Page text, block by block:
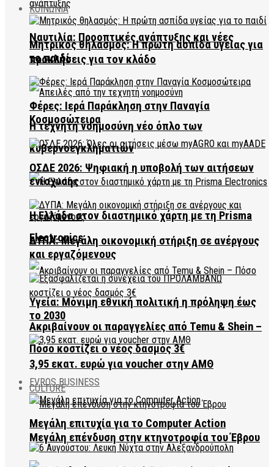
Ναυτιλία: Προοπτικές ανάπτυξης και νέες
προκλήσεις για τον κλάδο
Η τεχνητή νοημοσύνη νέο όπλο των
κυβερνοεγκληματιών
Η Ελλάδα στον διαστημικό χάρτη με τη Prisma
Electronics
Ακριβαίνουν οι παραγγελίες από Temu & Shein –
Πόσο κοστίζει ο νέος δασμός 3€
EVROS BUSINESS
Μεγάλη επένδυση στην κτηνοτροφία του Έβρου
ΚΟΙΝΩΝΙΑ
Μητρικός θηλασμός: Η πρώτη ασπίδα υγείας για
το παιδί
Φέρες: Ιερά Παράκληση στην Παναγία
Κοσμοσώτειρα
ΟΣΔΕ 2026: Ψηφιακή η υποβολή των αιτήσεων
ενίσχυσης
ΔΥΠΑ: Μεγάλη οικονομική στήριξη σε ανέργους
και εργαζόμενους
Υγεία: Μόνιμη εθνική πολιτική η πρόληψη έως
το 2030
3,95 εκατ. ευρώ για voucher στην ΑΜΘ
CULTURE
Μεγάλη επιτυχία για το Computer Action